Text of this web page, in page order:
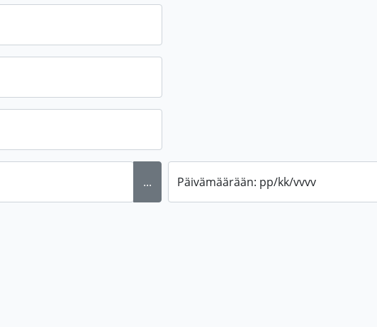
... Päivämäärään: pp/kk/vvvv